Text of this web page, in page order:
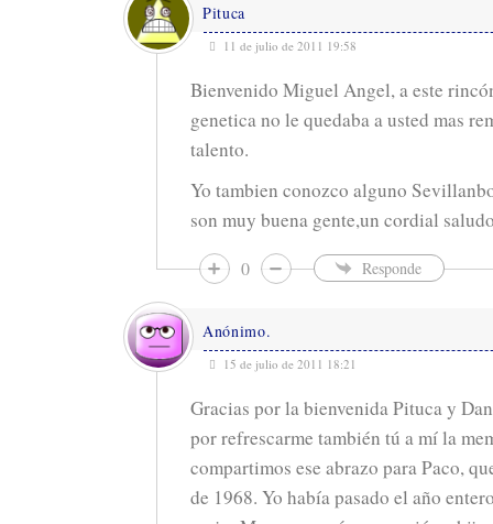
Pituca
11 de julio de 2011 19:58
Bienvenido Miguel Angel, a este
genetica no le quedaba a usted mas
talento.
Yo tambien conozco alguno
son muy buena gente,un cordial
0 Responde
Anónimo.
15 de julio de 2011 18:21
Gracias por la bienvenida Pituca y
por refrescarme también tú a mí la
compartimos ese abrazo para Paco,
de 1968. Yo había pasado el año